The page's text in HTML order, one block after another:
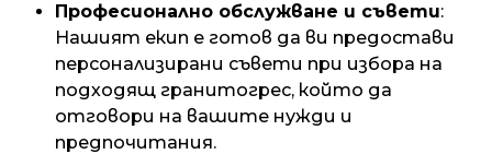
Професионално обслужване и съвети:
Нашият екип е готов да ви предостави
персонализирани съвети при избора на
подходящ гранитогрес, който да
отговори на вашите нужди и
предпочитания.